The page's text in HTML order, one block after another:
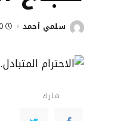
Posted
سلمي أحمد 20
شارك